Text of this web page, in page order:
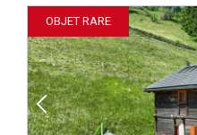
OBJET RARE